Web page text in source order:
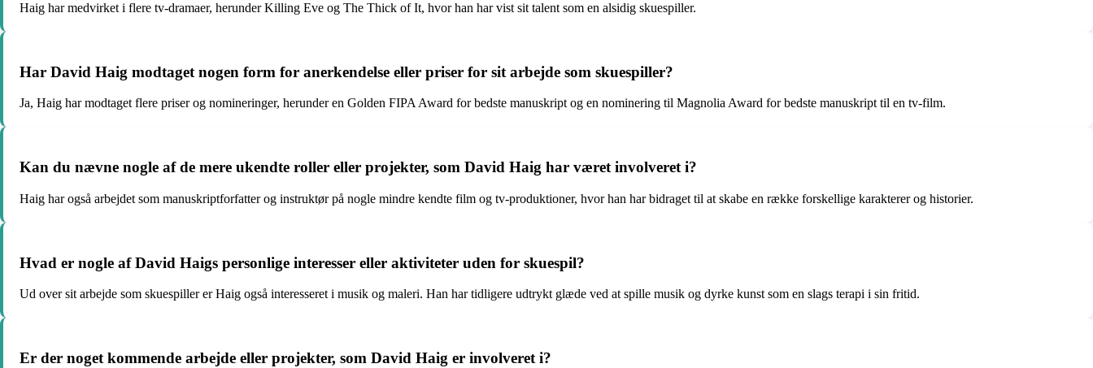
Haig har medvirket i flere tv-dramaer, herunder Killing Eve og The Thick of It, hvor han har vist sit talent som en alsidig skuespiller.
Har David Haig modtaget nogen form for anerkendelse eller priser for sit arbejde som skuespiller?
Ja, Haig har modtaget flere priser og nomineringer, herunder en Golden FIPA Award for bedste manuskript og en nominering til Magnolia Award for bedste manuskript til en tv-film.
Kan du nævne nogle af de mere ukendte roller eller projekter, som David Haig har været involveret i?
Haig har også arbejdet som manuskriptforfatter og instruktør på nogle mindre kendte film og tv-produktioner, hvor han har bidraget til at skabe en række forskellige karakterer og historier.
Hvad er nogle af David Haigs personlige interesser eller aktiviteter uden for skuespil?
Ud over sit arbejde som skuespiller er Haig også interesseret i musik og maleri. Han har tidligere udtrykt glæde ved at spille musik og dyrke kunst som en slags terapi i sin fritid.
Er der noget kommende arbejde eller projekter, som David Haig er involveret i?